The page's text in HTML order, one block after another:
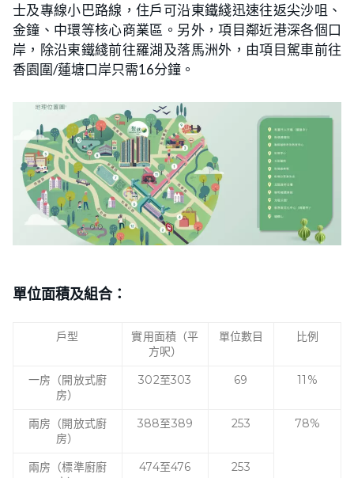
士及專線小巴路線，住戶可沿東鐵綫迅速往返尖沙咀、
金鐘、中環等核心商業區。另外，項目鄰近港深各個口
岸，除沿東鐵綫前往羅湖及落馬洲外，由項目駕車前往
香園圍/蓮塘口岸只需16分鐘。
單位面積及組合：
戶型
實用面積（平
方呎）
單位數目 比例
一房（開放式廚
房）
302至303 69 11%
兩房（開放式廚
房）
388至389 253 78%
兩房（標準廚廚
474至476 253